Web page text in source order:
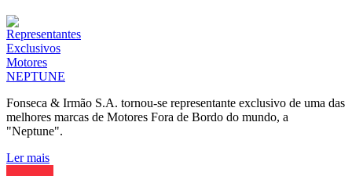
Fonseca & Irmão S.A. tornou-se representante exclusivo de uma das
melhores marcas de Motores Fora de Bordo do mundo, a
"Neptune".
Ler mais